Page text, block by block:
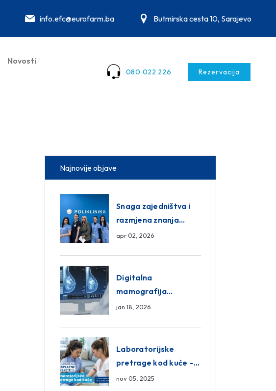
info.efc@eurofarm.ba Butmirska cesta 10, Sarajevo
Novosti
080 022 226 Rezervacija
Najnovije objave
Snaga zajedništva i
razmjena znanja
unutar ASA Medical
apr 02, 2026
Digitalna
mamografija
Sarajevo – Pregled
jan 18, 2026
Laboratorijske
pretrage kod kuće –
novo u Eurofam
nov 05, 2025